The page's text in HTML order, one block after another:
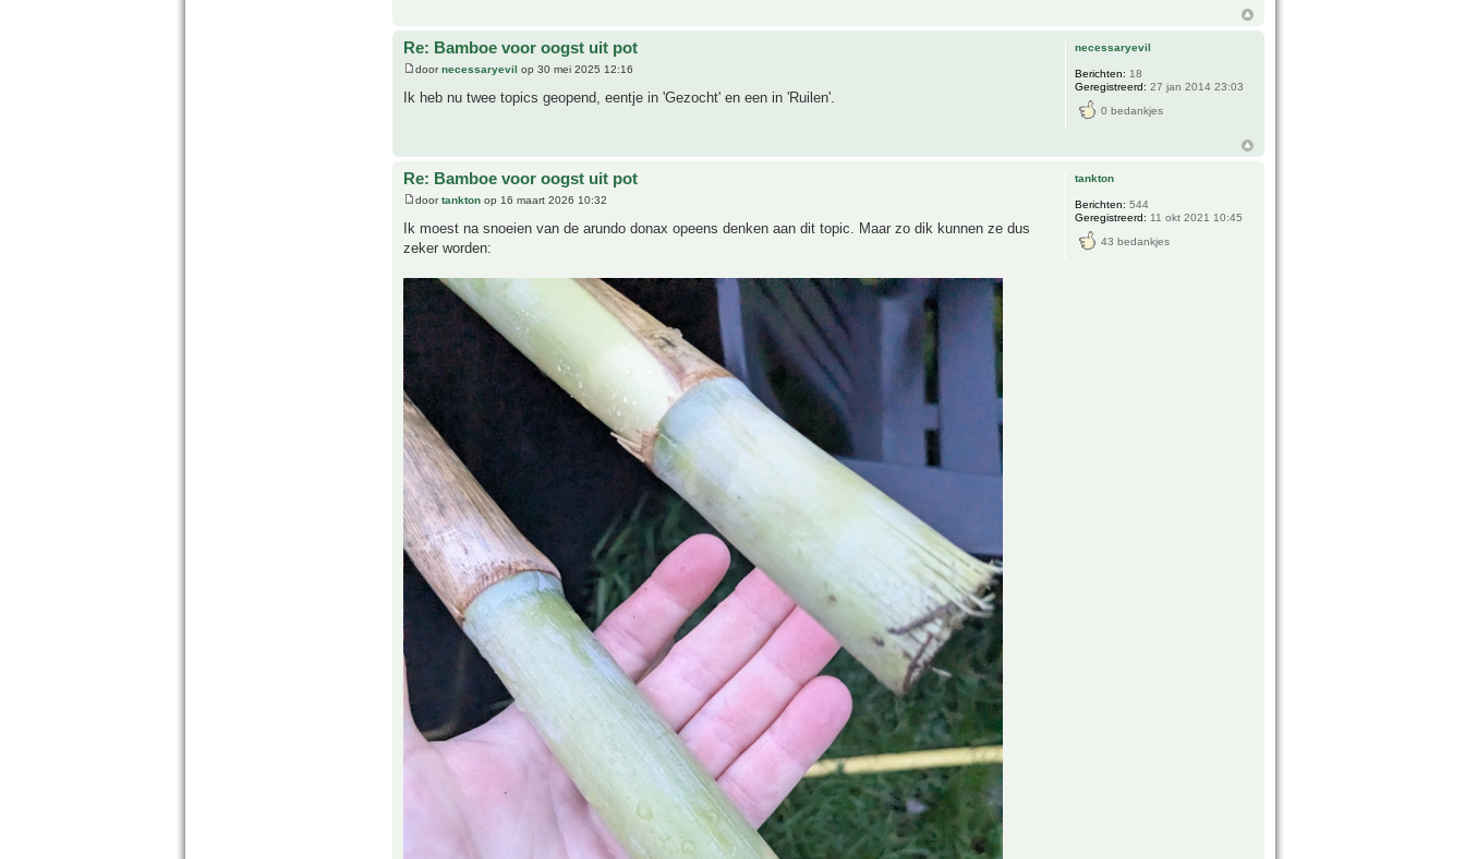
Re: Bamboe voor oogst uit pot
doornecessaryevil op 30 mei 2025 12:16
Ik heb nu twee topics geopend, eentje in 'Gezocht' en een in 'Ruilen'.
necessaryevil
Berichten: 18
Geregistreerd: 27 jan 2014 23:03
0 bedankjes
Re: Bamboe voor oogst uit pot
doortankton op 16 maart 2026 10:32
Ik moest na snoeien van de arundo donax opeens denken aan dit topic. Maar zo dik kunnen ze dus
zeker worden:
tankton
Berichten: 544
Geregistreerd: 11 okt 2021 10:45
43 bedankjes